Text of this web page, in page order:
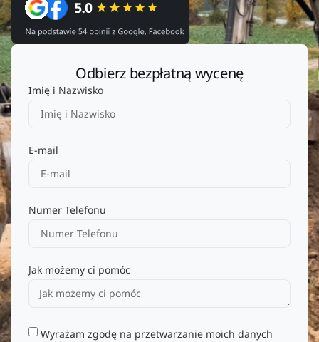
Odbierz bezpłatną wycenę
Imię i Nazwisko
E-mail
Numer Telefonu
Jak możemy ci pomóc
Wyrażam zgodę na przetwarzanie moich danych